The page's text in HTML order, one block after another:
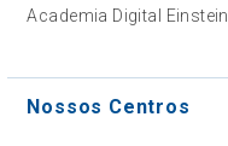
Academia Digital Einstein
Nossos Centros